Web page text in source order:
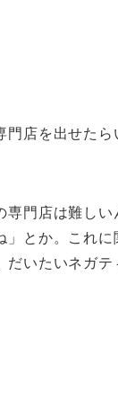
店を出せたら
門店は難しい
とか。これ
いたいネガ